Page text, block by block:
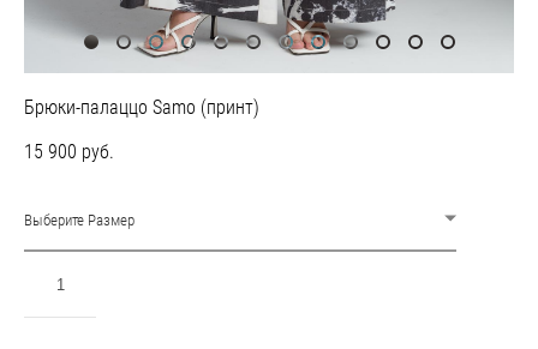
Брюки-палаццо Samo (принт)
15 900 pуб.
Выберите Размер